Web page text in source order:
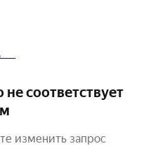
соответствует
изменить запрос